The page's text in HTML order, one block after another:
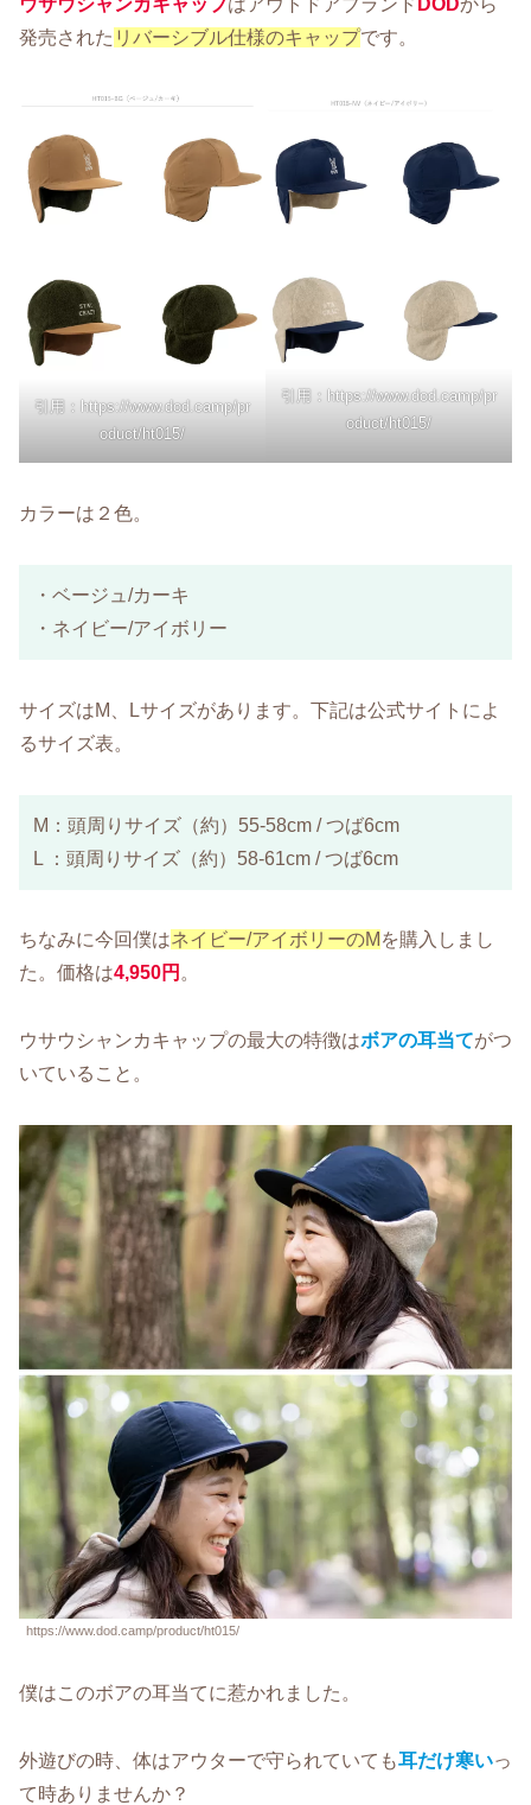
ウサウシャンカキャップはアウトドアブランド DODから
発売された リバーシブル仕様のキャップです。
引用：https://www.dod.camp/pr
oduct/ht015/
引用：https://www.dod.camp/pr
oduct/ht015/
カラーは２色。
・ベージュ/カーキ
・ネイビー/アイボリー
サイズはM、Lサイズがあります。下記は公式サイトによ
るサイズ表。
M：頭周りサイズ（約）55-58cm / つば6cm
L ：頭周りサイズ（約）58-61cm / つば6cm
ちなみに今回僕はネイビー/アイボリーのM を購入しまし
た。価格は4,950円 。
ウサウシャンカキャップの最大の特徴はボアの耳当てがつ
いていること。
https://www.dod.camp/product/ht015/
僕はこのボアの耳当てに惹かれました。
外遊びの時、体はアウターで守られていても耳だけ寒いっ
て時ありませんか？